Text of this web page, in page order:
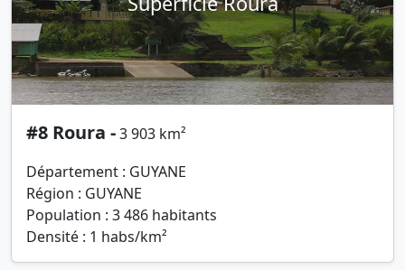
#8 Roura -3 903 km²
Département : GUYANE
Région : GUYANE
Population : 3 486 habitants
Densité : 1 habs/km²